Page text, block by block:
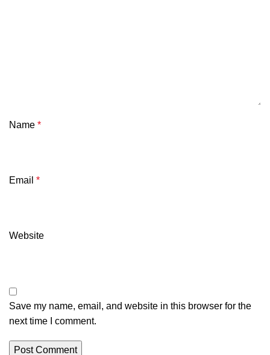
Name *
Email *
Website
Save my name, email, and website in this browser for the
next time I comment.